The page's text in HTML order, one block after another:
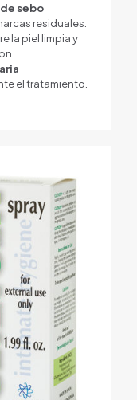
sebo
residuales.
la piel limpia y
el tratamiento.